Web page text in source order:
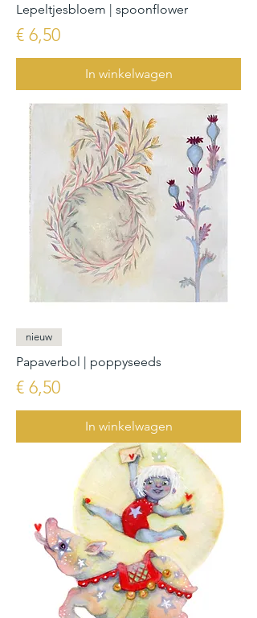
Lepeltjesbloem | spoonflower
Prijs
€ 6,50
In winkelwagen
nieuw
Papaverbol | poppyseeds
Prijs
€ 6,50
In winkelwagen